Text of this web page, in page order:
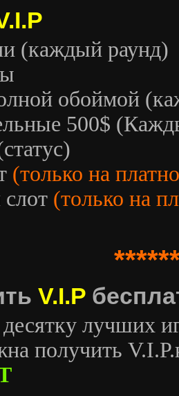
(каждый раунд)
обоймой
500$
(только на
(только на
V.I.P
лучших
получить